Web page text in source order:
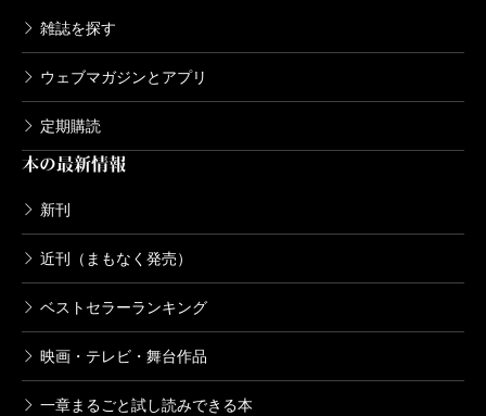
雑誌を探す
ウェブマガジンとアプリ
定期購読
本の最新情報
新刊
近刊（まもなく発売）
ベストセラーランキング
映画・テレビ・舞台作品
一章まるごと試し読みできる本